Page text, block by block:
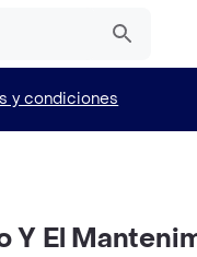
y condiciones
Y El